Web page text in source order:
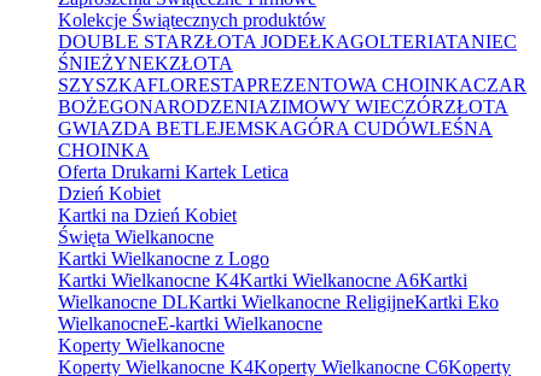
Kolekcje Świątecznych produktów
DOUBLE STARZŁOTA JODEŁKAGOLTERIATANIEC
ŚNIEŻYNEKZŁOTA
SZYSZKAFLORESTAPREZENTOWA CHOINKACZAR
BOŻEGONARODZENIAZIMOWY WIECZÓRZŁOTA
GWIAZDA BETLEJEMSKAGÓRA CUDÓWLEŚNA
CHOINKA
Oferta Drukarni Kartek Letica
Dzień Kobiet
Kartki na Dzień Kobiet
Święta Wielkanocne
Kartki Wielkanocne z Logo
Kartki Wielkanocne K4Kartki Wielkanocne A6Kartki
Wielkanocne DLKartki Wielkanocne ReligijneKartki Eko
WielkanocneE-kartki Wielkanocne
Koperty Wielkanocne
Koperty Wielkanocne K4Koperty Wielkanocne C6Koperty